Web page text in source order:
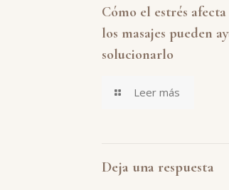
Cómo el estrés
los masajes pueden
solucionarlo
Leer más
Deja una respuesta